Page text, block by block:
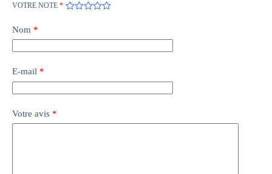
VOTRE NOTE *
Nom *
E-mail *
Votre avis *